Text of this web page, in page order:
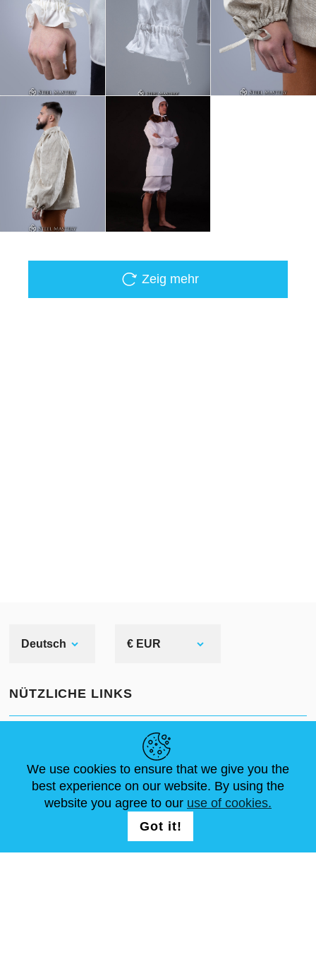
Zeig mehr
Deutsch € EUR
NÜTZLICHE LINKS
ABOUT US
FOLG UNS AUF
REGISTRATION
We use cookies to ensure that we give you the
best experience on our website. By using the
website you agree to our use of cookies.
Got it!